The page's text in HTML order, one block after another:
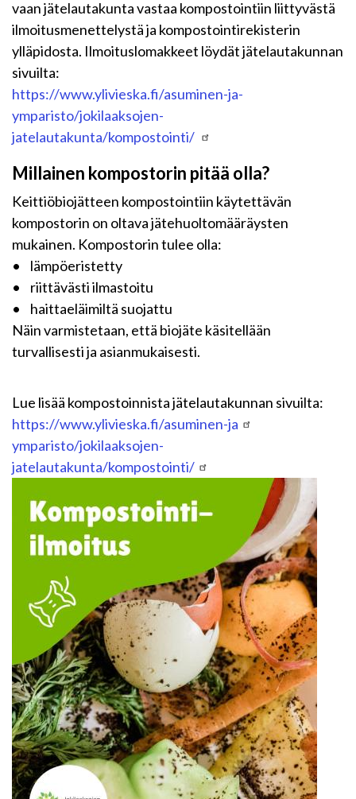
vaan jätelautakunta vastaa kompostointiin liittyvästä
ilmoitusmenettelystä ja kompostointirekisterin
ylläpidosta. Ilmoituslomakkeet löydät jätelautakunnan
sivuilta:
https://www.ylivieska.fi/asuminen-ja-
ymparisto/jokilaaksojen-
jatelautakunta/kompostointi/
Millainen kompostorin pitää olla?
Keittiöbiojätteen kompostointiin käytettävän
kompostorin on oltava jätehuoltomääräysten
mukainen. Kompostorin tulee olla:
• lämpöeristetty
• riittävästi ilmastoitu
• haittaeläimiltä suojattu
Näin varmistetaan, että biojäte käsitellään
turvallisesti ja asianmukaisesti.
Lue lisää kompostoinnista jätelautakunnan sivuilta:
https://www.ylivieska.fi/asuminen-ja
ymparisto/jokilaaksojen-
jatelautakunta/kompostointi/